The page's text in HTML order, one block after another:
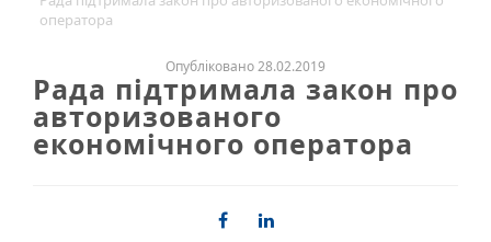
оператора
Опубліковано 28.02.2019
Рада підтримала закон про
авторизованого
економічного оператора